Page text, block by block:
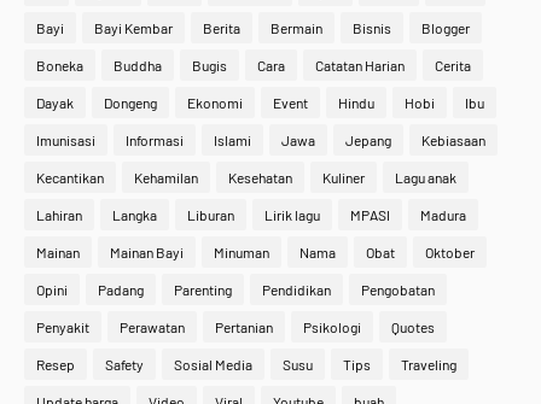
Bayi Bayi Kembar Berita Bermain Bisnis Blogger
Boneka Buddha Bugis Cara Catatan Harian Cerita
Dayak Dongeng Ekonomi Event Hindu Hobi Ibu
Imunisasi Informasi Islami Jawa Jepang Kebiasaan
Kecantikan Kehamilan Kesehatan Kuliner Lagu anak
Lahiran Langka Liburan Lirik lagu MPASI Madura
Mainan Mainan Bayi Minuman Nama Obat Oktober
Opini Padang Parenting Pendidikan Pengobatan
Penyakit Perawatan Pertanian Psikologi Quotes
Resep Safety Sosial Media Susu Tips Traveling